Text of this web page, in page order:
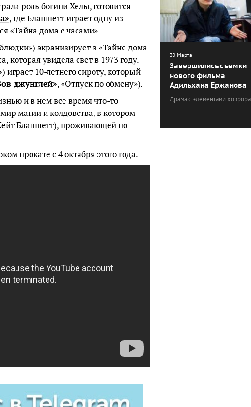
роль богини Хелы, готовится
, где Бланшетт играет одну из
«Тайна дома с часами».
экранизирует в «Тайне дома
которая увидела свет в 1973 году.
) играет 10-летнего сироту, который
джунглей», «Отпуск по обмену»).
и в нем все время что-то
магии и колдовства, в котором
Бланшетт), проживающей по
прокате с 4 октября этого года.
30 Марта
Завершились съемки
нового фильма
Адильхана Ержанова
Драма с элементами хоррора